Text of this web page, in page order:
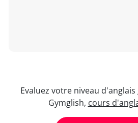
Evaluez votre niveau
Gymglish, cours